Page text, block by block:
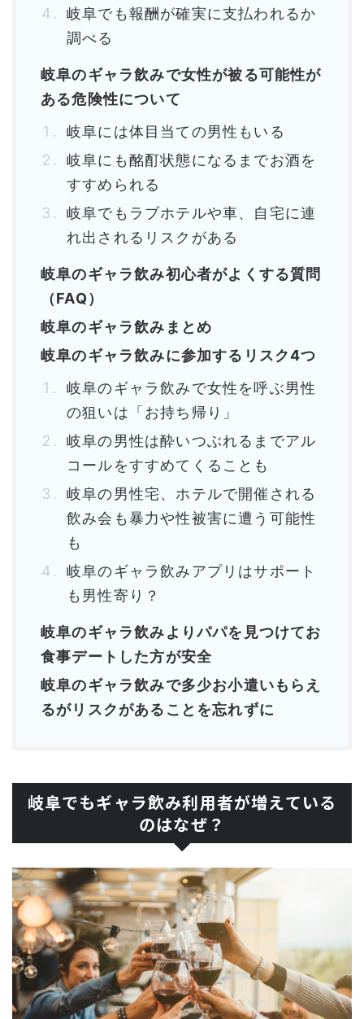
岐阜でも報酬が確実に支払われるか
調べる
岐阜のギャラ飲みで女性が被る可能性が
ある危険性について
岐阜には体目当ての男性もいる
岐阜にも酩酊状態になるまでお酒を
すすめられる
岐阜でもラブホテルや車、自宅に連
れ出されるリスクがある
岐阜のギャラ飲み初心者がよくする質問
（FAQ）
岐阜のギャラ飲みまとめ
岐阜のギャラ飲みに参加するリスク4つ
岐阜のギャラ飲みで女性を呼ぶ男性
の狙いは「お持ち帰り」
岐阜の男性は酔いつぶれるまでアル
コールをすすめてくることも
岐阜の男性宅、ホテルで開催される
飲み会も暴力や性被害に遭う可能性
も
岐阜のギャラ飲みアプリはサポート
も男性寄り？
岐阜のギャラ飲みよりパパを見つけてお
食事デートした方が安全
岐阜のギャラ飲みで多少お小遣いもらえ
るがリスクがあることを忘れずに
岐阜でもギャラ飲み利用者が増えている
のはなぜ？